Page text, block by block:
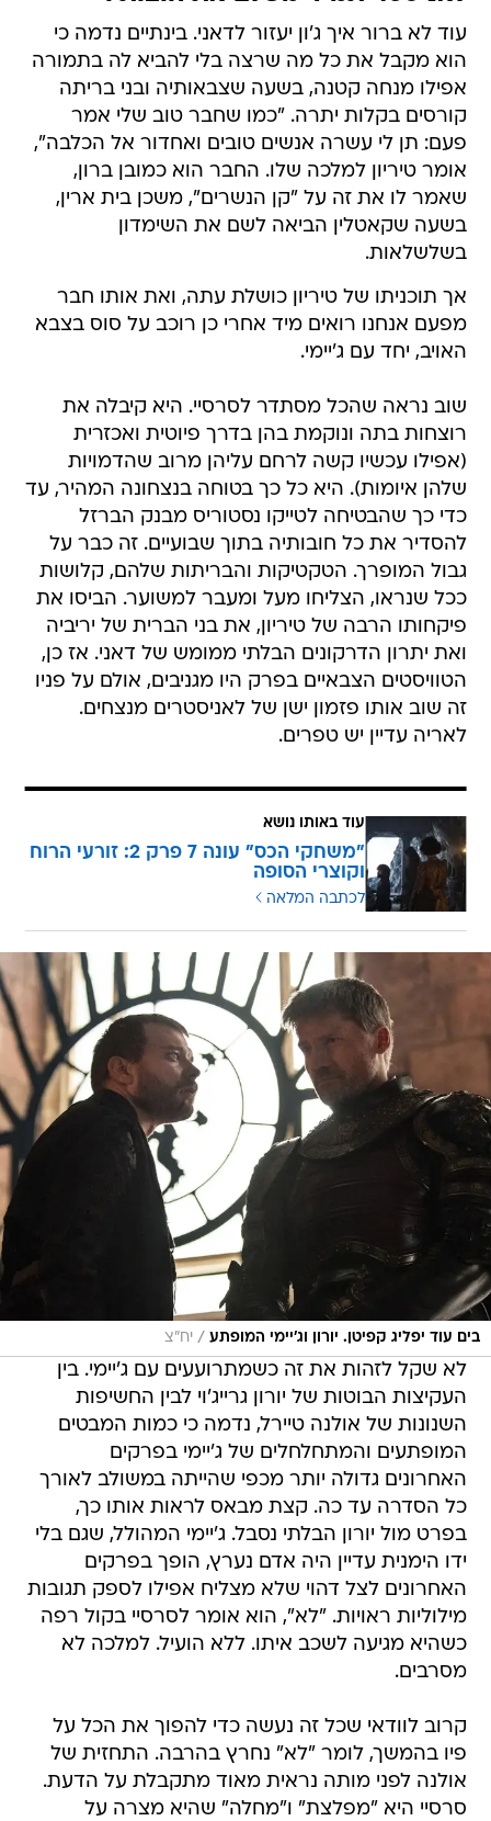
עוד לא ברור איך ג'ון יעזור לדאני. בינתיים נדמה כי
הוא מקבל את כל מה שרצה בלי להביא לה בתמורה
אפילו מנחה קטנה, בשעה שצבאותיה ובני בריתה
קורסים בקלות יתרה. "כמו שחבר טוב שלי אמר
פעם: תן לי עשרה אנשים טובים ואחדור אל הכלבה",
אומר טיריון למלכה שלו. החבר הוא כמובן ברון,
שאמר לו את זה על "קן הנשרים", משכן בית ארין,
בשעה שקאטלין הביאה לשם את השימדון
בשלשלאות.
אך תוכניתו של טיריון כושלת עתה, ואת אותו חבר
מפעם אנחנו רואים מיד אחרי כן רוכב על סוס בצבא
האויב, יחד עם ג'יימי.
שוב נראה שהכל מסתדר לסרסיי. היא קיבלה את
רוצחות בתה ונוקמת בהן בדרך פיוטית ואכזרית
(אפילו עכשיו קשה לרחם עליהן מרוב שהדמויות
שלהן איומות). היא כל כך בטוחה בנצחונה המהיר, עד
כדי כך שהבטיחה לטייקו נסטוריס מבנק הברזל
להסדיר את כל חובותיה בתוך שבועיים. זה כבר על
גבול המופרך. הטקטיקות והבריתות שלהם, קלושות
ככל שנראו, הצליחו מעל ומעבר למשוער. הביסו את
פיקחותו הרבה של טיריון, את בני הברית של יריביה
ואת יתרון הדרקונים הבלתי ממומש של דאני. אז כן,
הטוויסטים הצבאיים בפרק היו מגניבים, אולם על פניו
זה שוב אותו פזמון ישן של לאניסטרים מנצחים.
לאריה עדיין יש טפרים.
עוד באותו נושא
"משחקי הכס" עונה 7 פרק 2: זורעי הרוח
וקוצרי הסופה
לכתבה המלאה
בים עוד יפליג קפיטן. יורון וג'יימי המופתע / יח"צ
לא שקל לזהות את זה כשמתרועעים עם ג'יימי. בין
העקיצות הבוטות של יורון גרייג'וי לבין החשיפות
השנונות של אולנה טיירל, נדמה כי כמות המבטים
המופתעים והמתחלחלים של ג'יימי בפרקים
האחרונים גדולה יותר מכפי שהייתה במשולב לאורך
כל הסדרה עד כה. קצת מבאס לראות אותו כך,
בפרט מול יורון הבלתי נסבל. ג'יימי המהולל, שגם בלי
ידו הימנית עדיין היה אדם נערץ, הופך בפרקים
האחרונים לצל דהוי שלא מצליח אפילו לספק תגובות
מילוליות ראויות. "לא", הוא אומר לסרסיי בקול רפה
כשהיא מגיעה לשכב איתו. ללא הועיל. למלכה לא
מסרבים.
קרוב לוודאי שכל זה נעשה כדי להפוך את הכל על
פיו בהמשך, לומר "לא" נחרץ בהרבה. התחזית של
אולנה לפני מותה נראית מאוד מתקבלת על הדעת.
סרסיי היא "מפלצת" ו"מחלה" שהיא מצרה על